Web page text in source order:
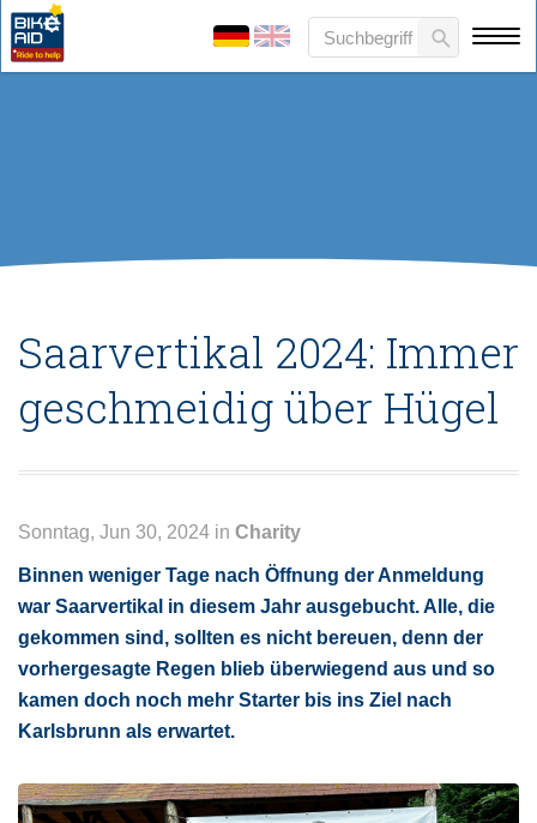
Saarvertikal 2024: Immer
geschmeidig über Hügel
Sonntag, Jun 30, 2024 in Charity
Binnen weniger Tage nach Öffnung der Anmeldung
war Saarvertikal in diesem Jahr ausgebucht. Alle, die
gekommen sind, sollten es nicht bereuen, denn der
vorhergesagte Regen blieb überwiegend aus und so
kamen doch noch mehr Starter bis ins Ziel nach
Karlsbrunn als erwartet.